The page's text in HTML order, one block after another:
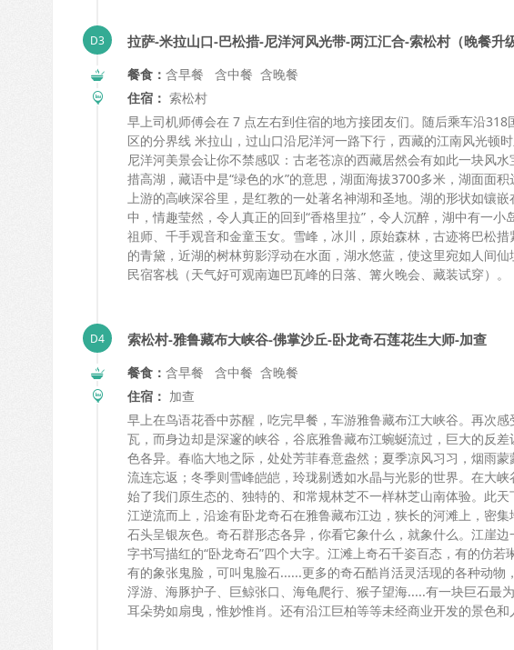
拉萨-米拉山口-巴松措-尼洋河风光带-两江汇合-索松村（晚餐升
餐食： 含早餐 含中餐 含晚餐
住宿： 索松村
早上司机师傅会在 7 点左右到住宿的地方接团友们。随后乘车沿
区的分界线 米拉山，过山口沿尼洋河一路下行，西藏的江南风光顿
尼洋河美景会让你不禁感叹：古老苍凉的西藏居然会有如此一块风
措高湖，藏语中是“绿色的水”的意思，湖面海拔3700多米，湖面面
上游的高峡深谷里，是红教的一处著名神湖和圣地。湖的形状如镶
中，情趣莹然，令人真正的回到“香格里拉”，令人沉醉，湖中有一
祖师、千手观音和金童玉女。雪峰，冰川，原始森林，古迹将巴松
的青黛，近湖的树林剪影浮动在水面，湖水悠蓝，使这里宛如人间
民宿客栈（天气好可观南迦巴瓦峰的日落、篝火晚会、藏装试穿）。
索松村-雅鲁藏布大峡谷-佛掌沙丘-卧龙奇石莲花生大师-加查
餐食： 含早餐 含中餐 含晚餐
住宿： 加查
早上在鸟语花香中苏醒，吃完早餐，车游雅鲁藏布江大峡谷。再次
瓦，而身边却是深邃的峡谷，谷底雅鲁藏布江蜿蜒流过，巨大的反
色各异。春临大地之际，处处芳菲春意盎然；夏季凉风习习，烟雨
流连忘返；冬季则雪峰皑皑，玲珑剔透如水晶与光影的世界。在大
始了我们原生态的、独特的、和常规林芝不一样林芝山南体验。此
江逆流而上，沿途有卧龙奇石在雅鲁藏布江边，狭长的河滩上，密
石头呈银灰色。奇石群形态各异，你看它象什么，就象什么。江崖
字书写描红的“卧龙奇石”四个大字。江滩上奇石千姿百态，有的仿
有的象张鬼脸，可叫鬼脸石......更多的奇石酷肖活灵活现的各种动
浮游、海豚护子、巨鲸张口、海龟爬行、猴子望海.....有一块巨石最
耳朵势如扇曳，惟妙惟肖。还有沿江巨柏等等未经商业开发的景色和